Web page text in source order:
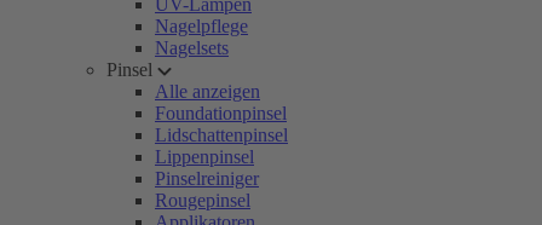
UV-Lampen
Nagelpflege
Nagelsets
Pinsel
Alle anzeigen
Foundationpinsel
Lidschattenpinsel
Lippenpinsel
Pinselreiniger
Rougepinsel